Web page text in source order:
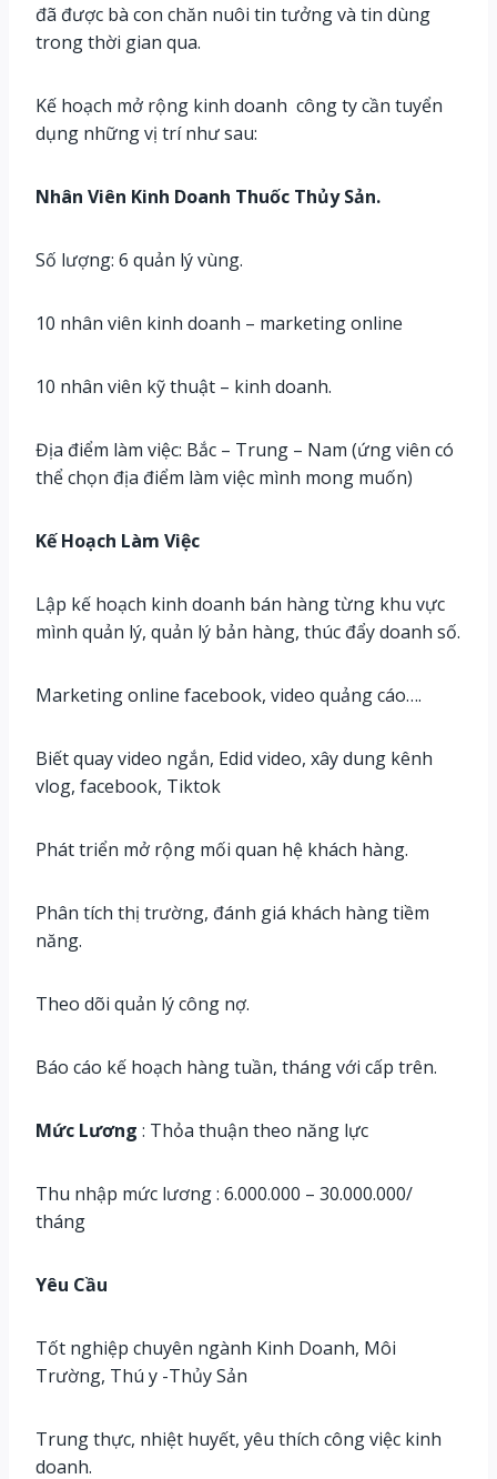
đã được bà con chăn nuôi tin tưởng và tin dùng
trong thời gian qua.
Kế hoạch mở rộng kinh doanh công ty cần tuyển
dụng những vị trí như sau:
Nhân Viên Kinh Doanh Thuốc Thủy Sản.
Số lượng: 6 quản lý vùng.
10 nhân viên kinh doanh – marketing online
10 nhân viên kỹ thuật – kinh doanh.
Địa điểm làm việc: Bắc – Trung – Nam (ứng viên có
thể chọn địa điểm làm việc mình mong muốn)
Kế Hoạch Làm Việc
Lập kế hoạch kinh doanh bán hàng từng khu vực
mình quản lý, quản lý bản hàng, thúc đẩy doanh số.
Marketing online facebook, video quảng cáo….
Biết quay video ngắn, Edid video, xây dung kênh
vlog, facebook, Tiktok
Phát triển mở rộng mối quan hệ khách hàng.
Phân tích thị trường, đánh giá khách hàng tiềm
năng.
Theo dõi quản lý công nợ.
Báo cáo kế hoạch hàng tuần, tháng với cấp trên.
Mức Lương : Thỏa thuận theo năng lực
Thu nhập mức lương : 6.000.000 – 30.000.000/
tháng
Yêu Cầu
Tốt nghiệp chuyên ngành Kinh Doanh, Môi
Trường, Thú y -Thủy Sản
Trung thực, nhiệt huyết, yêu thích công việc kinh
doanh.